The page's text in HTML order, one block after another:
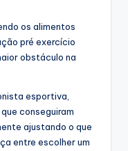
os alimentos
pré exercício
obstáculo na
esportiva,
conseguiram
ajustando o que
entre escolher um